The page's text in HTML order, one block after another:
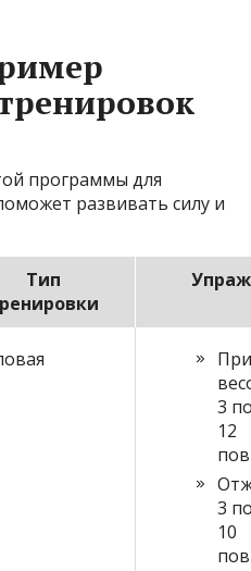
программы для
развивать силу и
Тип
3
12
3
10